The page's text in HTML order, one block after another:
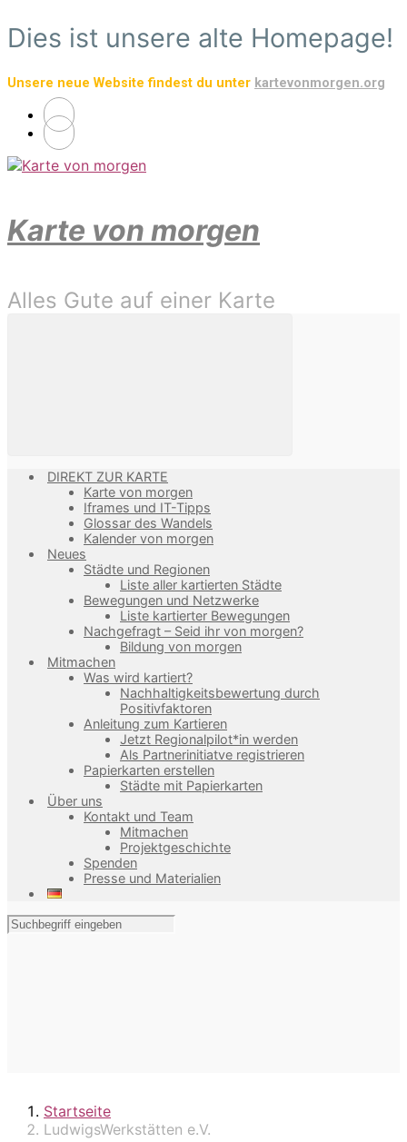
Zum
Hauptinhalt
Dies ist unsere alte Homepage!
Unsere neue Website findest du unter kartevonmorgen.org
Karte von morgen
Alles Gute auf einer Karte
DIREKT ZUR KARTE
Karte von morgen
Iframes und IT-Tipps
Glossar des Wandels
Kalender von morgen
Neues
Städte und Regionen
Liste aller kartierten Städte
Bewegungen und Netzwerke
Liste kartierter Bewegungen
Nachgefragt – Seid ihr von morgen?
Bildung von morgen
Mitmachen
Was wird kartiert?
Nachhaltigkeitsbewertung durch
Positivfaktoren
Anleitung zum Kartieren
Jetzt Regionalpilot*in werden
Als Partnerinitiatve registrieren
Papierkarten erstellen
Städte mit Papierkarten
Über uns
Kontakt und Team
Mitmachen
Projektgeschichte
Spenden
Presse und Materialien
Startseite
LudwigsWerkstätten e.V.